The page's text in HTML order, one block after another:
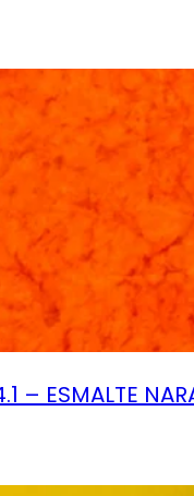
– ESMALTE